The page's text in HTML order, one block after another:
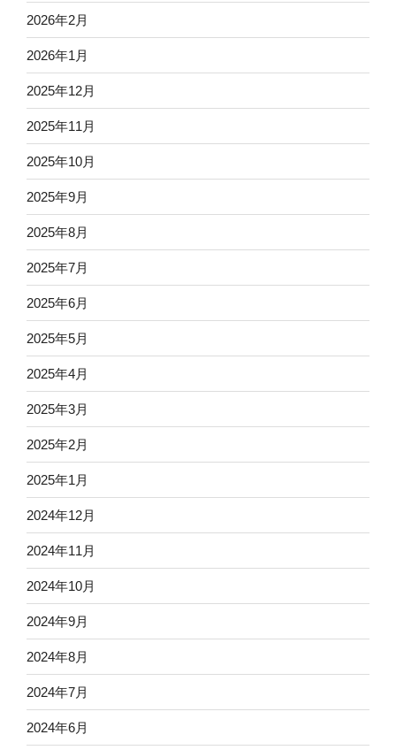
2026年2月
2026年1月
2025年12月
2025年11月
2025年10月
2025年9月
2025年8月
2025年7月
2025年6月
2025年5月
2025年4月
2025年3月
2025年2月
2025年1月
2024年12月
2024年11月
2024年10月
2024年9月
2024年8月
2024年7月
2024年6月